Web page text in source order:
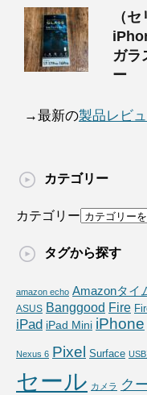
（
ガラ
ー
→最新の製品レビ
カテゴリー
カテゴリー
タグから探す
amazon echo Amazonタイ
ASUS Banggood Fire
iPad iPad Mini iPhone
Nexus 6 Pixel Surface
セール カメラ ク